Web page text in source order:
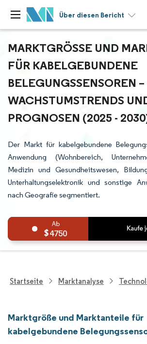
Über diesen Bericht
MARKTGRÖSSE UND
ÜR KABELGEBUNDENE B
ELEGUNGSSENSOREN – W
ACHSTUMSTRENDS UND
ROGNOSEN (2025 - 2030)
Der Markt für kabelgebundene
Anwendung (Wohnbereich,
Medizin und Gesundheitswesen,
Unterhaltungselektronik und sonstige
nach Geografie segmentiert.
4750
Startseite Marktanalyse
Marktgröße und Marktanteile für
kabelgebundene